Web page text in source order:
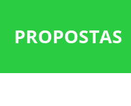
PROPOSTAS